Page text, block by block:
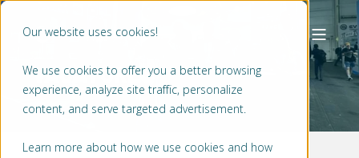
Our website uses cookies!
We use cookies to offer you a better browsing
experience, analyze site traffic, personalize
content, and serve targeted advertisement.
Learn more about how we use cookies and how
VACATURES